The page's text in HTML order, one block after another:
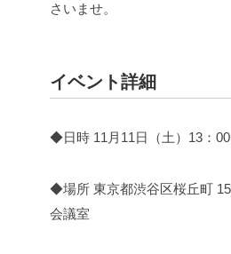
さいませ。
イベント詳細
◆日時 11月11日（土）13：
◆場所 東京都渋谷区桜丘町
会議室